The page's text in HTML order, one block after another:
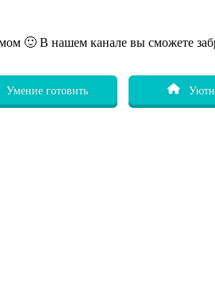
🙂 В нашем канале вы сможете
Умение готовить